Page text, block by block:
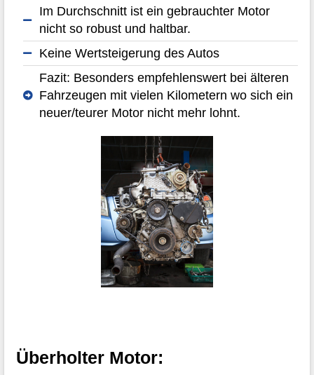
Im Durchschnitt ist ein gebrauchter Motor
nicht so robust und haltbar.
Keine Wertsteigerung des Autos
Fazit: Besonders empfehlenswert bei älteren
Fahrzeugen mit vielen Kilometern wo sich ein
neuer/teurer Motor nicht mehr lohnt.
Überholter Motor: